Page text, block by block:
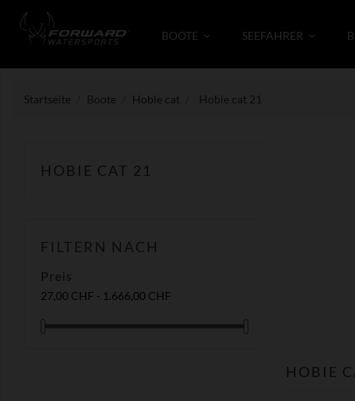
BOOTE SEEFAHRER
Startseite Boote Hobie cat Hobie cat 21
HOBIE CAT 21
FILTERN NACH
Preis
27,00 CHF - 1.666,00 CHF
HOBIE